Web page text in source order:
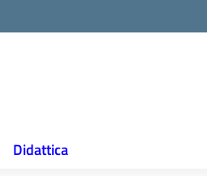
Didattica